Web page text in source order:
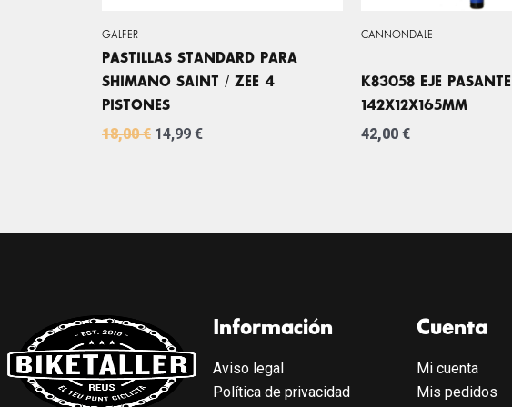
GALFER
PASTILLAS STANDARD PARA
SHIMANO SAINT / ZEE 4
PISTONES
18,00€ 14,99 €
CANNONDALE
K83058 EJE PASANTE
142X12X165MM
42,00 €
Información
Aviso legal
Política de privacidad
Cuenta
Mi cuenta
Mis pedidos